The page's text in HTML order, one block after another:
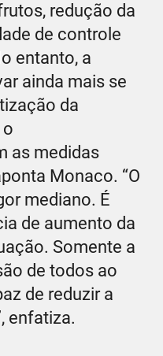
redução da
de controle
entanto, a
ainda mais se
da
as medi­das
Monaco. “O
mediano. É
de aumento da
Somente a
de to­dos ao
de reduzir a
enfatiza.